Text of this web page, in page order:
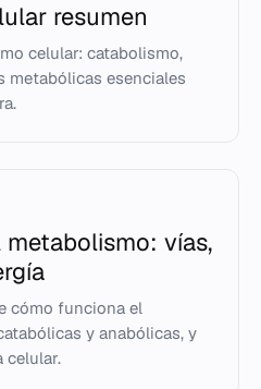
resumen
celular: catabolismo,
metabólicas esenciales
vías,
cómo funciona el
y anabólicas, y
celular.